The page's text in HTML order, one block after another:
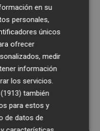
natural, de
ecológica.
hay grandes
calidad y de
en Hammam Al
que
conceptual:
Esto nos
línea de
en su
personales,
únicos
ofrecer
medir
información
los servicios.
también
para estos y
de datos de